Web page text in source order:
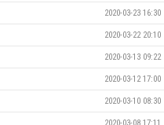
2020-03-23 16:30
2020-03-22 20:10
2020-03-13 09:22
2020-03-12 17:00
2020-03-10 08:30